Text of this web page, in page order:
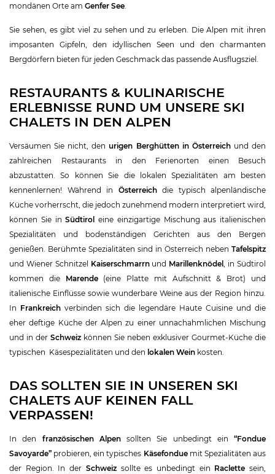
mondänen Orte am Genfer See
Sie sehen, es gibt viel zu sehen und zu erleben. Die Alpen mit ihren
imposanten Gipfeln, den idyllischen Seen und den charmanten
Bergdörfern bieten für jeden Geschmack das passende Ausflugsziel.
RESTAURANTS & KULINARISCHE
ERLEBNISSE RUND UM UNSERE SKI
CHALETS IN DEN ALPEN
Versäumen Sie nicht, den urigen Berghütten in Österreichund den
zahlreichen Restaurants in den Ferienorten einen Besuch
abzustatten. So können Sie die lokalen Spezialitäten am besten
kennenlernen! Während in Österreich die typisch alpenländische
Küche vorherrscht, die jedoch zunehmend modern interpretiert wird,
können Sie inSüdtirol eine einzigartige Mischung aus italienischen
Spezialitäten und bodenständigen Gerichten aus den Bergen
genießen. Berühmte Spezialitäten sind in Österreich neben Tafelspitz
und Wiener Schnitzel Kaiserschmarrn und Marillenknödel
, in Südtirol
kommen die Marende(eine Platte mit Aufschnitt & Brot) und
italienische Einflüsse sowie wunderbare Weine aus der Region hinzu.
In Frankreich verbinden sich die legendäre Haute Cuisine und die
eher deftige Küche der Alpen zu einer unnachahmlichen Mischung
und in der Schweiz können Sie neben exklusiver Gourmet-Küche die
typischen Käsespezialitäten und den lokalen Wein kosten.
DAS SOLLTEN SIE IN UNSEREN SKI
CHALETS AUF KEINEN FALL
VERPASSEN!
In den französischen Alpen sollten Sie unbedingt ein “Fondue
Savoyarde” probieren, ein typisches Käsefonduemit Spezialitäten aus
der Region. In der Schweizsollte es unbedingt ein Raclette sein,